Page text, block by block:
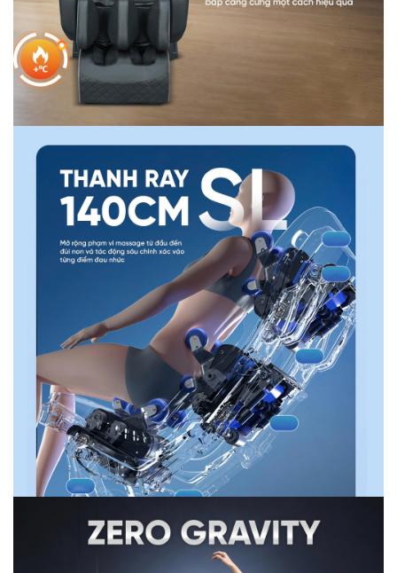
thẳng, mệt mỏi, điều hòa huyết áp, giảm áp lực lên cột
sống. Chỉ với 15 phút tâm trí bạn sẽ hoàn toàn được thư
giãn, toàn bộ cơ thể như được tiếp thêm nguồn năng
lượng mới.
Tự động dò tìm huyệt đạo
tạo Scan Ai quét toàn bộ cơ thể, dò tìm huyệt đạo để
massage chính xác từng điểm đau nhức.
Giọng nói AI Control tiếng Việt: Điều khiển dễ dàng
bằng câu lệnh mà không cần dùng bảng điều khiển giúp
người dùng rảnh tay tận hưởng thư giãn.
Massage Heat Tech: Với những người đang gặp vấn
đề về đau nhức xương khớp, cột sống thì đây chính là
tính năng hữu hiệu giúp bạn có thể giải quyết triệt để.
Không những vậy massage kết hợp Heat Tech còn giúp
khí huyết lưu thông, giãn nở mạch máu, kích thích các tế
bào hoạt động trao đổi chất tại chỗ, đào thải độc tố bên
trong cơ thể.
Massage thư giãn với âm nhạc: Ghế massage toàn
thân Queen Crown QE98 Pro được trang bị loa Hifi hiện
đại có thể kết nối với điện thoại. Nhờ vậy người dùng có
thể chìm đắm trong những bản nhạc mà mình yêu thích
thư giãn tinh thần.
2. Ghế massage Queen Crown QE98
Pro - Lựa chọn hàng đầu cho các